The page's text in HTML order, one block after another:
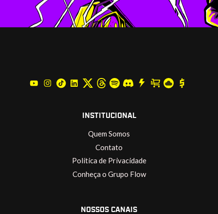
INSTITUCIONAL
Quem Somos
Contato
Política de Privacidade
Conheça o Grupo Flow
NOSSOS CANAIS